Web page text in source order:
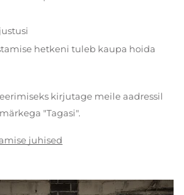
hetkeni tuleb kaupa hoida
kirjutage meile aadressil
"Tagasi".
juhised